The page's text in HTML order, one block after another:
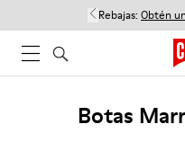
Rebajas: Obtén
Botas